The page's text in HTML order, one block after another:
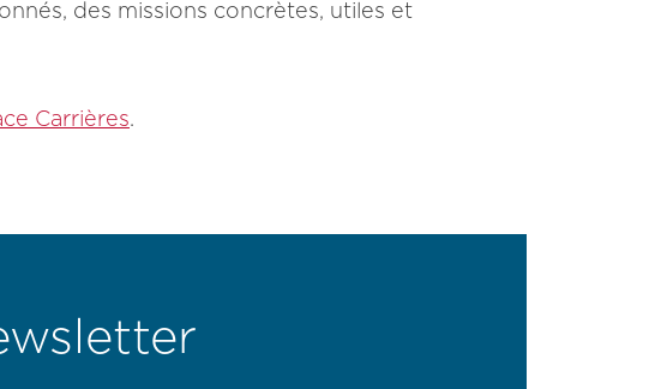
des missions concrètes, utiles et
Carrières.